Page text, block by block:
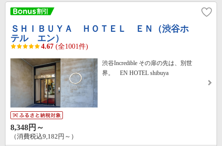
ＳＨＩＢＵＹＡ ＨＯＴＥＬ ＥＮ（渋谷ホ
テル エン）
4.67 (全1001件)
渋谷Incredible その扉の先は、別世
界。 EN HOTEL shibuya
8,348円～
（消費税込9,182円～）